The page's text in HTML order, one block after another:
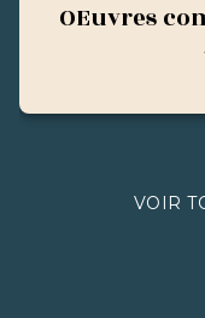
OEuvres
VOIR